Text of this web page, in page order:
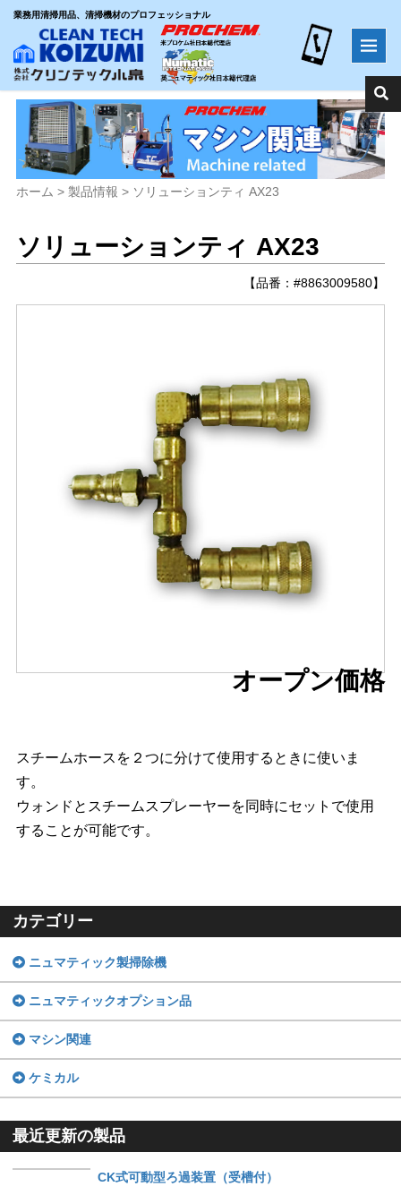
業務用清掃用品、清掃機材のプロフェッショナル
ホーム > 製品情報 > ソリューションティ AX23
ソリューションティ AX23
【品番：#8863009580】
オープン価格
スチームホースを２つに分けて使用するときに使いま
す。
ウォンドとスチームスプレーヤーを同時にセットで使用
することが可能です。
カテゴリー
ニュマティック製掃除機
ニュマティックオプション品
マシン関連
ケミカル
最近更新の製品
CK式可動型ろ過装置（受槽付）